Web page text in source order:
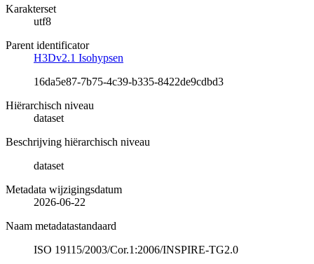
Karakterset
utf8
Parent identificator
H3Dv2.1 Isohypsen
16da5e87-7b75-4c39-b335-8422de9cdbd3
Hiërarchisch niveau
dataset
Beschrijving hiërarchisch niveau
dataset
Metadata wijzigingsdatum
2026-06-22
Naam metadatastandaard
ISO 19115/2003/Cor.1:2006/INSPIRE-TG2.0